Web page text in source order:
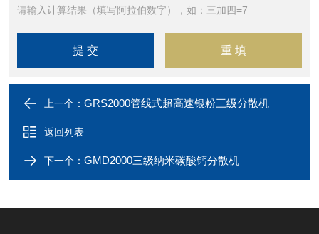
请输入计算结果（填写阿拉伯数字），如：三加四=7
上一个： GRS2000管线式超高速银粉三级分散机
返回列表
下一个： GMD2000三级纳米碳酸钙分散机